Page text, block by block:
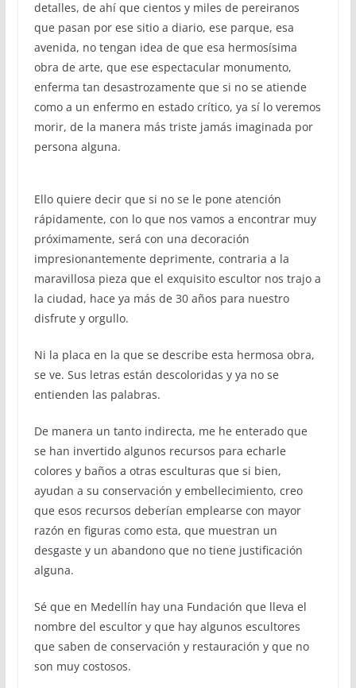
detalles, de ahí que cientos y miles de pereiranos
que pasan por ese sitio a diario, ese parque, esa
avenida, no tengan idea de que esa hermosísima
obra de arte, que ese espectacular monumento,
enferma tan desastrozamente que si no se atiende
como a un enfermo en estado crítico, ya sí lo veremos
morir, de la manera más triste jamás imaginada por
persona alguna.
Ello quiere decir que si no se le pone atención
rápidamente, con lo que nos vamos a encontrar muy
próximamente, será con una decoración
impresionantemente deprimente, contraria a la
maravillosa pieza que el exquisito escultor nos trajo a
la ciudad, hace ya más de 30 años para nuestro
disfrute y orgullo.
Ni la placa en la que se describe esta hermosa obra,
se ve. Sus letras están descoloridas y ya no se
entienden las palabras.
De manera un tanto indirecta, me he enterado que
se han invertido algunos recursos para echarle
colores y baños a otras esculturas que si bien,
ayudan a su conservación y embellecimiento, creo
que esos recursos deberían emplearse con mayor
razón en figuras como esta, que muestran un
desgaste y un abandono que no tiene justificación
alguna.
Sé que en Medellín hay una Fundación que lleva el
nombre del escultor y que hay algunos escultores
que saben de conservación y restauración y que no
son muy costosos.